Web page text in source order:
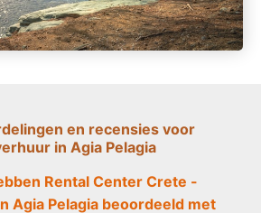
en recensies voor
in Agia Pelagia
Rental Center Crete -
Agia Pelagia beoordeeld met